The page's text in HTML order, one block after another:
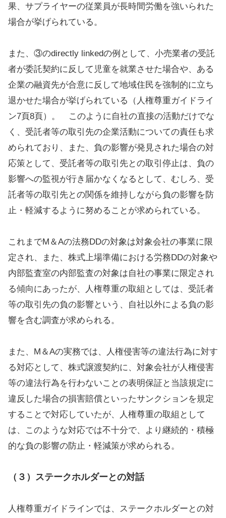
果、サプライヤーの従業員が長時間労働を強いられた
場合が挙げられている。
また、③のdirectly linkedの例として、小売業者の受託
者が委託契約に反して児童を就業させた場合や、ある
企業の融資先が合意に反して地域住民を強制的に立ち
退かせた場合が挙げられている（人権尊重ガイドライ
ン7頁8頁）。 このように自社の直接の活動だけでな
く、受託者等の取引先の企業活動についての責任も求
められており、また、負の影響が発見された場合の対
応策として、受託者等の取引先との取引停止は、負の
影響への監視が行き届かなくなるとして、むしろ、受
託者等の取引先との関係を維持しながら負の影響を防
止・軽減するように努めることが求められている。
これまでM＆Aの法務DDの対象は対象会社の事業に限
定され、また、株式上場準備における労務DDの対象や
内部監査室の内部監査の対象は自社の事業に限定され
る傾向にあったが、人権尊重の取組としては、受託者
等の取引先の負の影響という、自社以外による負の影
響を含む調査が求められる。
また、M＆Aの実務では、人権侵害等の違法行為に対す
る対応として、株式譲渡契約に、対象会社が人権侵害
等の違法行為を行わないことの表明保証と当該規定に
違反した場合の損害賠償といったサンクションを規定
することで対応していたが、人権尊重の取組として
は、このような対応では不十分で、より継続的・積極
的な負の影響の防止・軽減策が求められる。
（３）ステークホルダーとの対話
人権尊重ガイドラインでは、ステークホルダーとの対